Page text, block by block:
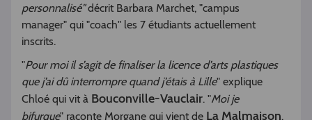
personnalisé"décrit Barbara Marchet, "campus
manager" qui "coach" les 7 étudiants actuellement
inscrits.
"Pour moi il s’agit de finaliser la licence d’arts plastiques
que j’ai dû interrompre quand j’étais à Lille" explique
Chloé qui vit à Bouconville-Vauclair. "Moi je
bifurque" raconte Morgane qui vient de La Malmaison.